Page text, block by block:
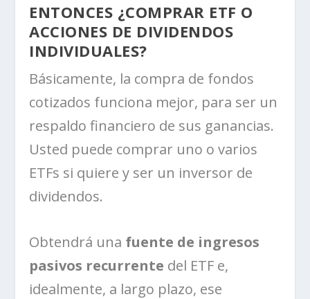
ENTONCES ¿COMPRAR ETF O
ACCIONES DE DIVIDENDOS
INDIVIDUALES?
Básicamente, la compra de fondos
cotizados funciona mejor, para ser un
respaldo financiero de sus ganancias.
Usted puede comprar uno o varios
ETFs si quiere y ser un inversor de
dividendos.
Obtendrá una fuente de ingresos
pasivos recurrente del ETF e,
idealmente, a largo plazo, ese